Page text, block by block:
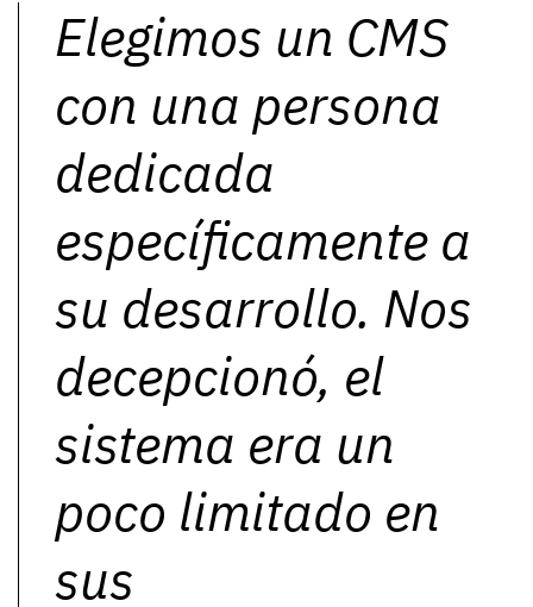
Elegimos un CMS
con una persona
dedicada
específicamente a
su desarrollo. Nos
decepcionó, el
sistema era un
poco limitado en
sus